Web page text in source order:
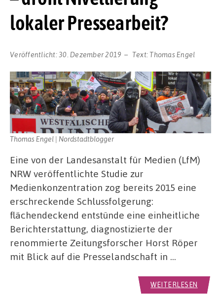
lokaler Pressearbeit?
Veröffentlicht:30. Dezember 2019 Text:Thomas Engel
Thomas Engel | Nordstadtblogger
Eine von der Landesanstalt für Medien (LfM)
NRW veröffentlichte Studie zur
Medienkonzentration zog bereits 2015 eine
erschreckende Schlussfolgerung:
flächendeckend entstünde eine einheitliche
Berichterstattung, diagnostizierte der
renommierte Zeitungsforscher Horst Röper
mit Blick auf die Presselandschaft in …
WEITERLESEN